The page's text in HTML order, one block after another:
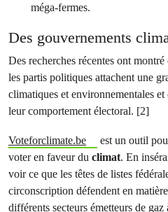
méga-fermes.
Des gouvernements
Des recherches récentes ont
les partis politiques attachent une
climatiques et environnementales
leur comportement électoral. [2]
Voteforclimate.be
est un outil
voter en faveur du climat. En
voir ce que les têtes de listes
circonscription défendent en
différents secteurs émetteurs de